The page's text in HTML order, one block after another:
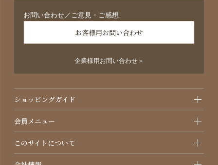
お問い合わせ／ご意見・ご感想
お客様用お問い合わせ
企業様用お問い合わせ＞
ショッピングガイド
会員メニュー
このサイトについて